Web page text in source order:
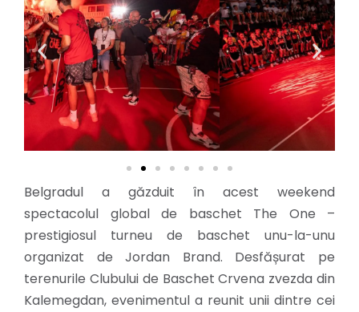
Belgradul a găzduit în acest weekend
spectacolul global de baschet The One –
prestigiosul turneu de baschet unu-la-unu
organizat de Jordan Brand. Desfășurat pe
terenurile Clubului de Baschet Crvena zvezda din
Kalemegdan, evenimentul a reunit unii dintre cei